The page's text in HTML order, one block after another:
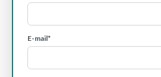
E-mail*